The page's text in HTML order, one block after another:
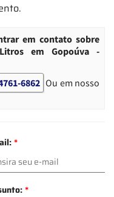
em contato sobre
em Gopoúva -
6862 Ou em nosso
*
*